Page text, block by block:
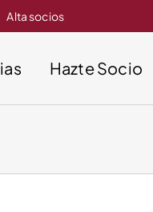
Alta socios
Hazte Socio